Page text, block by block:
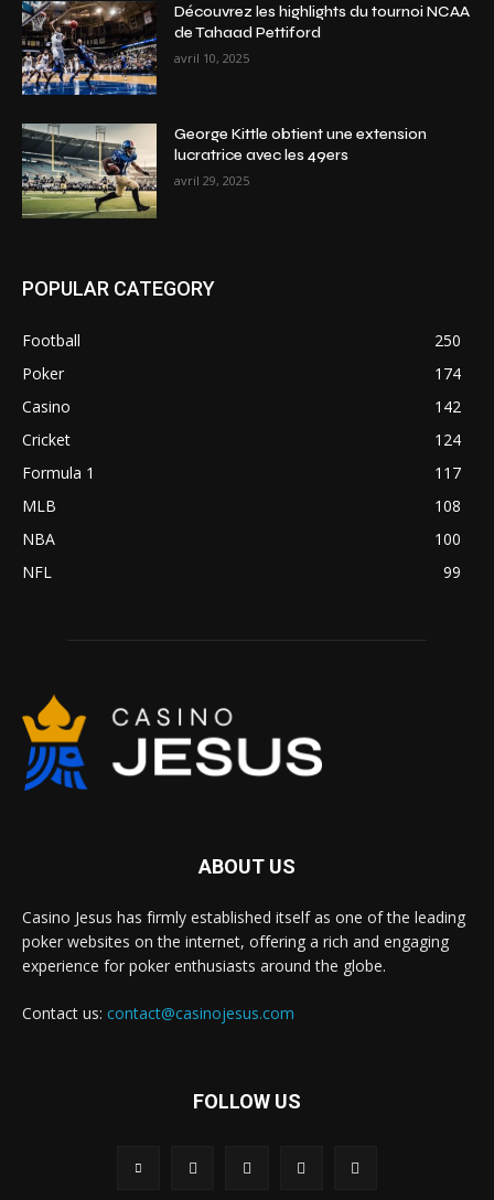
Découvrez les highlights du tournoi NCAA
de Tahaad Pettiford
avril 10, 2025
George Kittle obtient une extension
lucratrice avec les 49ers
avril 29, 2025
POPULAR CATEGORY
Football
250
Poker
174
Casino
142
Cricket
124
Formula 1
117
MLB
108
NBA
100
NFL
99
ABOUT US
Casino Jesus has firmly established itself as one of the leading
poker websites on the internet, offering a rich and engaging
experience for poker enthusiasts around the globe.
Contact us: contact@casinojesus.com
FOLLOW US